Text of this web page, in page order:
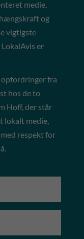
medie,
og
vigtigste
er
fra
hos de to
Hoff, der står
lokalt medie,
respekt for